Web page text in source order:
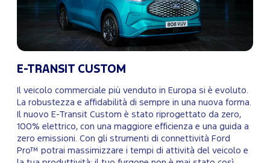
E-TRANSIT CUSTOM
Il veicolo commerciale più venduto in Europa si è evoluto.
La robustezza e affidabilità di sempre in una nuova forma.
Il nuovo E-Transit Custom è stato riprogettato da zero,
100% elettrico, con una maggiore efficienza e una guida a
zero emissioni. Con gli strumenti di connettività Ford
Pro™ potrai massimizzare i tempi di attività del veicolo e